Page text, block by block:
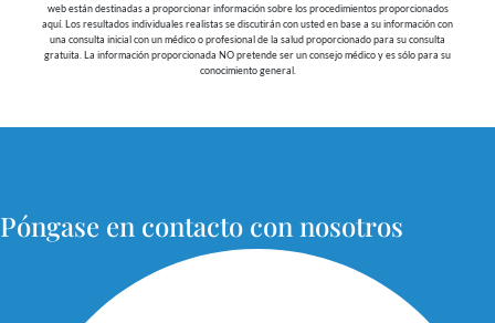
web están destinadas a proporcionar información sobre los procedimientos proporcionados
aquí. Los resultados individuales realistas se discutirán con usted en base a su información con
una consulta inicial con un médico o profesional de la salud proporcionado para su consulta
gratuita. La información proporcionada NO pretende ser un consejo médico y es sólo para su
conocimiento general.
Póngase en contacto con nosotros